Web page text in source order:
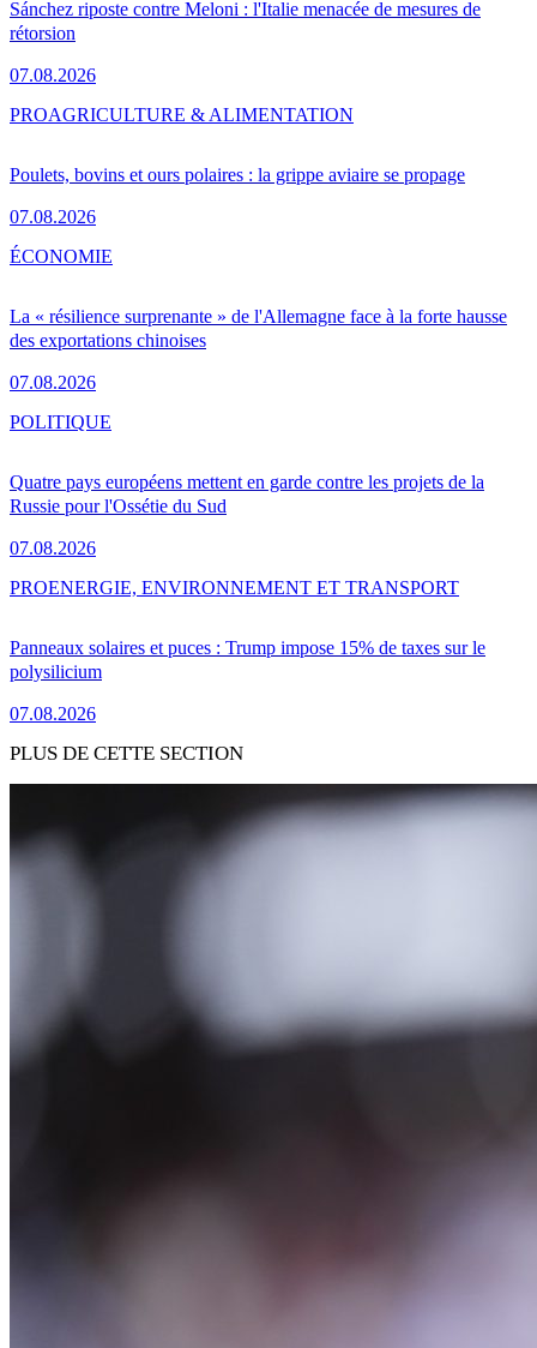
Sánchez riposte contre Meloni : l'Italie menacée de mesures de
rétorsion
07.08.2026
Poulets, bovins et ours polaires : la grippe aviaire se propage
07.08.2026
PROAGRICULTURE & ALIMENTATION
La « résilience surprenante » de l'Allemagne face à la forte hausse
des exportations chinoises
07.08.2026
ÉCONOMIE
Quatre pays européens mettent en garde contre les projets de la
Russie pour l'Ossétie du Sud
07.08.2026
POLITIQUE
Panneaux solaires et puces : Trump impose 15% de taxes sur le
polysilicium
07.08.2026
PROENERGIE, ENVIRONNEMENT ET TRANSPORT
PLUS DE CETTE SECTION